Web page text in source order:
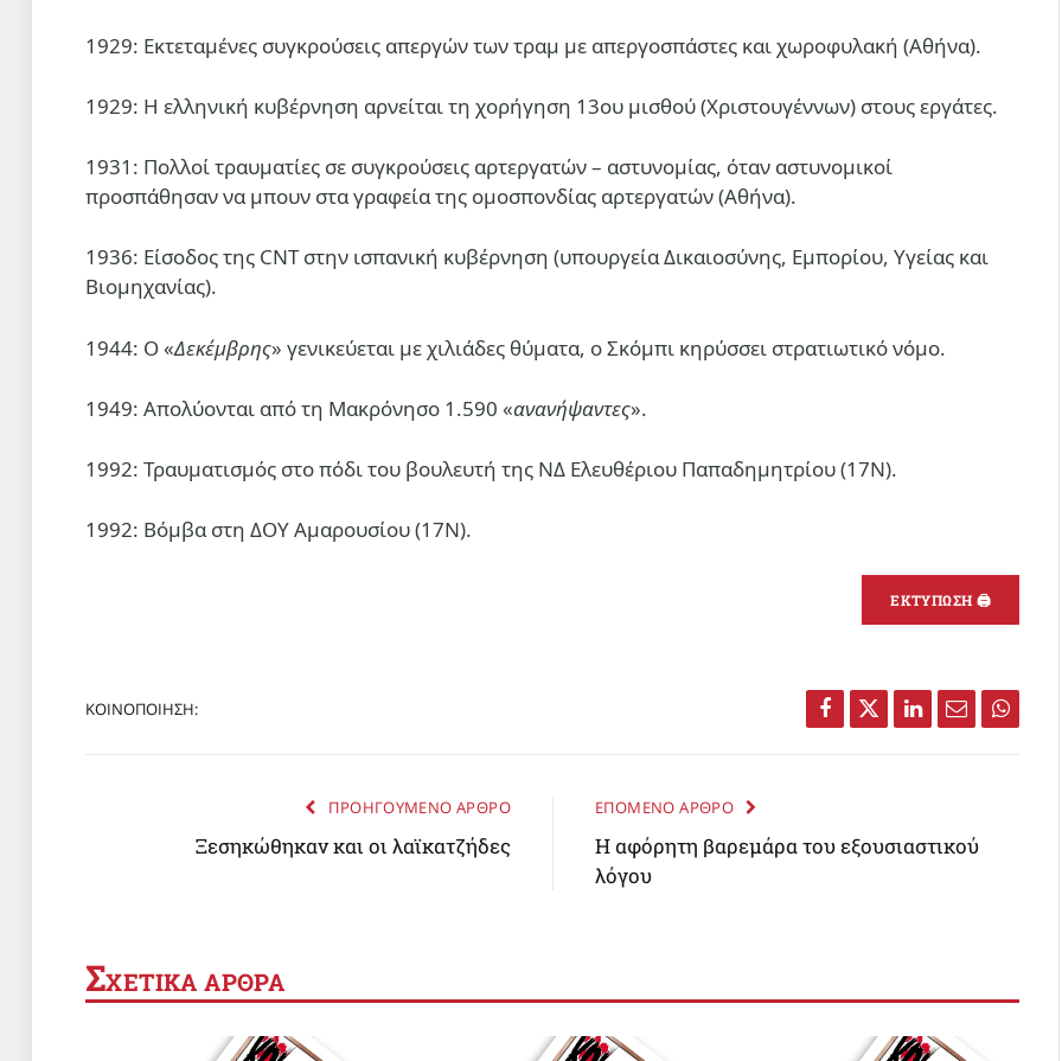
1929: Εκτεταμένες συγκρούσεις απεργών των τραμ με απεργοσπάστες και χωροφυλακή (Αθήνα).
1929: Η ελληνική κυβέρνηση αρνείται τη χορήγηση 13ου μισθού (Χριστουγέννων) στους εργάτες.
1931: Πολλοί τραυματίες σε συγκρούσεις αρτεργατών – αστυνομίας, όταν αστυνομικοί
προσπάθησαν να μπουν στα γραφεία της ομοσπονδίας αρτεργατών (Αθήνα).
1936: Είσοδος της CNT στην ισπανική κυβέρνηση (υπουργεία Δικαιοσύνης, Εμπορίου, Υγείας και
Βιομηχανίας).
1944: Ο «Δεκέμβρης» γενικεύεται με χιλιάδες θύματα, ο Σκόμπι κηρύσσει στρατιωτικό νόμο.
1949: Απολύονται από τη Μακρόνησο 1.590 «ανανήψαντες».
1992: Τραυματισμός στο πόδι του βουλευτή της ΝΔ Ελευθέριου Παπαδημητρίου (17Ν).
1992: Βόμβα στη ΔΟΥ Αμαρουσίου (17Ν).
ΕΚΤΥΠΩΣΗ 🖨
ΚΟΙΝΟΠΟΙΗΣΗ:
Facebook
TwitterLinkedIn
Email
ΠΡΟΗΓΟΥΜΕΝΟ ΑΡΘΡΟ
Ξεσηκώθηκαν και οι λαϊκατζήδες
ΕΠΟΜΕΝΟ ΑΡΘΡΟ
Η αφόρητη βαρεμάρα του εξουσιαστικού
λόγου
ΣΧΕΤΙΚΑ ΑΡΘΡΑ